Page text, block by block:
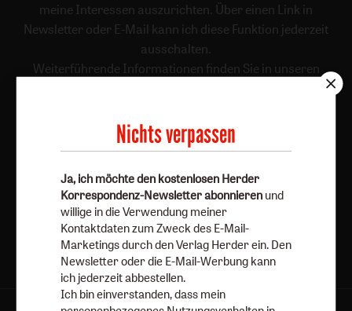
meine Interessen auszurichten. Über einen Link in
Newsletter oder E-Mail kann ich diese Funktion jederzeit
ausschalten.
Weiterführende Informationen finden Sie in unseren
Jetzt anmelden
Nichts verpassen
Ja, ich möchte den kostenlosen Herder
Korrespondenz-Newsletter abonnieren und
willige in die Verwendung meiner
Kontaktdaten zum Zweck des E-Mail-
Marketings durch den Verlag Herder ein. Den
Newsletter oder die E-Mail-Werbung kann
ich jederzeit abbestellen.
Ich bin einverstanden, dass mein